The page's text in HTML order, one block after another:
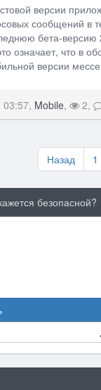
версии
сообщений в
бета-версию
означает, что в
версии
03:57, Mobile, 2,
Назад 1
безопасной?